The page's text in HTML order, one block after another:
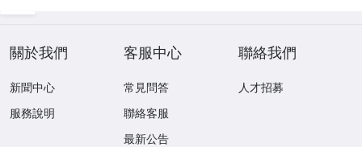
關於我們
新聞中心
服務說明
客服中心
常見問答
聯絡客服
最新公告
聯絡我們
人才招募